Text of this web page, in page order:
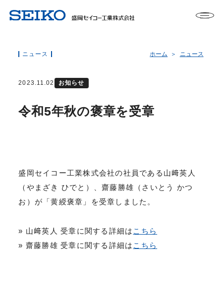
ニュース ホーム ニュース
2023.11.02 お知らせ
令和5年秋の褒章を受章
盛岡セイコー工業株式会社の社員である山﨑英人
（やまざき ひでと）、齋藤勝雄（さいとう かつ
お）が「黄綬褒章」を受章しました。
» 山﨑英人 受章に関する詳細は こちら
» 齋藤勝雄 受章に関する詳細は こちら